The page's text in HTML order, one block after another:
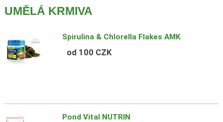
UMĚLÁ KRMIVA
Spirulina & Chlorella Flakes AMK
od 100 CZK
Pond Vital NUTRIN